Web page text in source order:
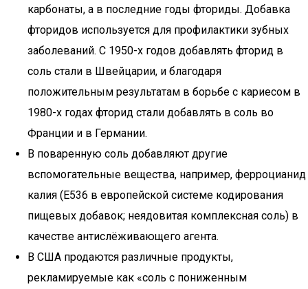
карбонаты, а в последние годы фториды. Добавка
фторидов используется для профилактики зубных
заболеваний. С 1950-х годов добавлять фторид в
соль стали в Швейцарии, и благодаря
положительным результатам в борьбе с кариесом в
1980-х годах фторид стали добавлять в соль во
Франции и в Германии.
В поваренную соль добавляют другие
вспомогательные вещества, например, ферроцианид
калия (E536 в европейской системе кодирования
пищевых добавок; неядовитая комплексная соль) в
качестве антислёживающего агента.
В США продаются различные продукты,
рекламируемые как «соль с пониженным